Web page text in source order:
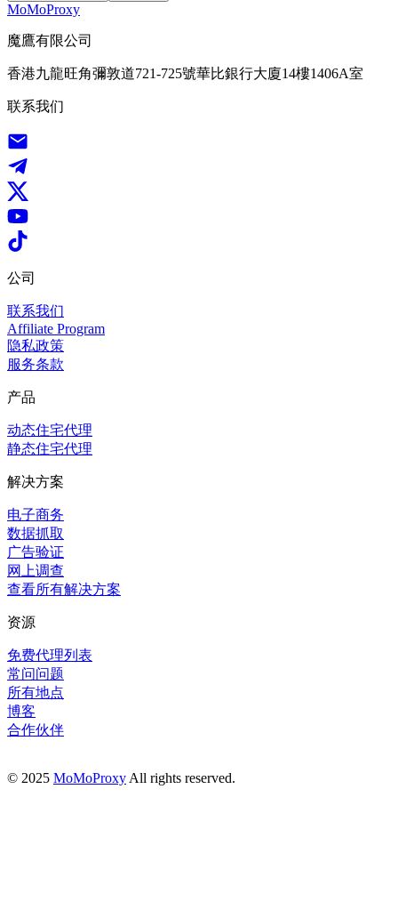
MoMoProxy
魔鷹有限公司
香港九龍旺角彌敦道721-725號華比銀行大廈14樓1406A室
联系我们
公司
联系我们
Affiliate Program
隐私政策
服务条款
产品
动态住宅代理
静态住宅代理
解决方案
电子商务
数据抓取
广告验证
网上调查
查看所有解决方案
资源
免费代理列表
常问问题
所有地点
博客
合作伙伴
© 2025 MoMoProxy All rights reserved.